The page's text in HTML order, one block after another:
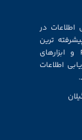
اطلاعات در
ترین
تجهیزات ریکاوری هارد دیسک همچون PC3000 و ابزارهای
اطلاعات